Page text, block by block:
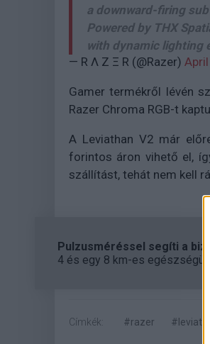
a downward-firing
Powered by THX
with dynamic lighting
— R Λ Z Ξ R (@Razer)
Gamer termékről lévén
Razer Chroma RGB-t
A Leviathan V2 már
forintos áron vihető el,
szállítást, tehát nem kell
Pulzusméréssel segíti a
4 és egy 8 km-es
Címkék: #razer